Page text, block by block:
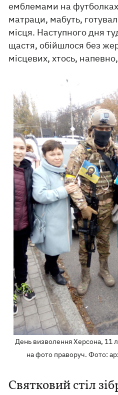
емблемами на
матраци, мабуть,
місця. Наступного дня
щастя, обійшлося без
місцевих, хтось,
День визволення Херсона, 11
на фото праворуч. Фото:
Святковий стіл